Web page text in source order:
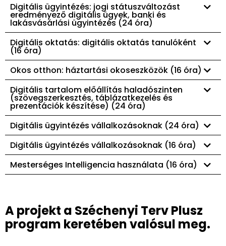
Digitális ügyintézés: jogi státuszváltozást
eredményező digitális ügyek, banki és
lakásvásárlási ügyintézés (24 óra)
Digitális oktatás: digitális oktatás tanulóként
(16 óra)
Okos otthon: háztartási okoseszközök (16 óra)
Digitális tartalom előállítás haladószinten
(szövegszerkesztés, táblázatkezelés és
prezentációk készítése) (24 óra)
Digitális ügyintézés vállalkozásoknak (24 óra)
Digitális ügyintézés vállalkozásoknak (16 óra)
Mesterséges Intelligencia használata (16 óra)
A projekt a Széchenyi Terv Plusz
program keretében valósul meg.